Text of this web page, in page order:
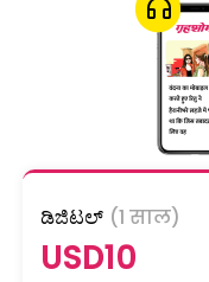
ಡಿಜಿಟಲ್ (1 साल)
USD10